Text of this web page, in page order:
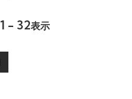
1 - 32表示